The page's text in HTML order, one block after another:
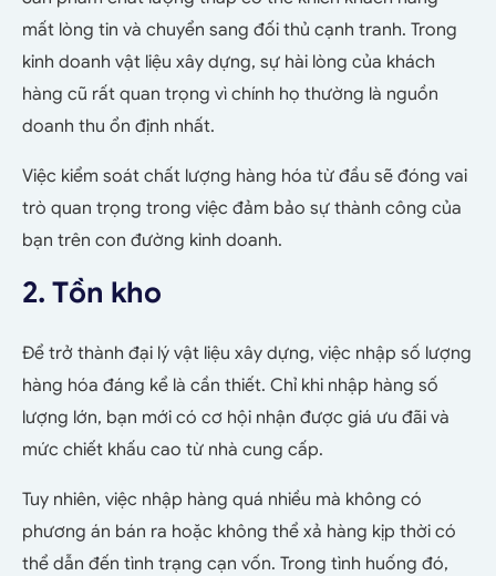
mất lòng tin và chuyển sang đối thủ cạnh tranh. Trong
kinh doanh vật liệu xây dựng, sự hài lòng của khách
hàng cũ rất quan trọng vì chính họ thường là nguồn
doanh thu ổn định nhất.
Việc kiểm soát chất lượng hàng hóa từ đầu sẽ đóng vai
trò quan trọng trong việc đảm bảo sự thành công của
bạn trên con đường kinh doanh.
2. Tồn kho
Để trở thành đại lý vật liệu xây dựng, việc nhập số lượng
hàng hóa đáng kể là cần thiết. Chỉ khi nhập hàng số
lượng lớn, bạn mới có cơ hội nhận được giá ưu đãi và
mức chiết khấu cao từ nhà cung cấp.
Tuy nhiên, việc nhập hàng quá nhiều mà không có
phương án bán ra hoặc không thể xả hàng kịp thời có
thể dẫn đến tình trạng cạn vốn. Trong tình huống đó,